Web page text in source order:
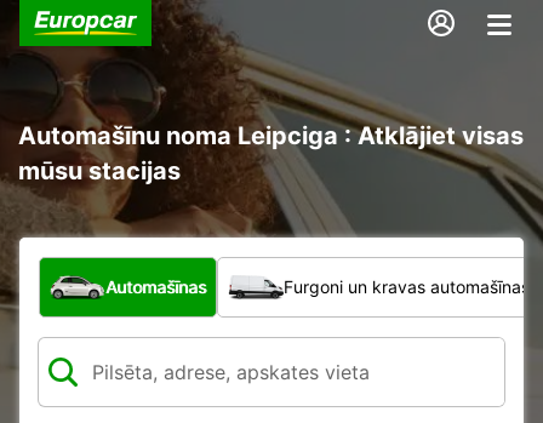
Automašīnu noma Leipciga : Atklājiet visas
mūsu stacijas
Kāda veida transportlīdzeklis?
Automašīnas Furgoni un kravas automašīnas